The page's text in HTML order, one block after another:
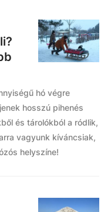
hó végre
hosszú pihenés
és tárolókból a ródlik,
vagyunk kíváncsiak,
helyszíne!